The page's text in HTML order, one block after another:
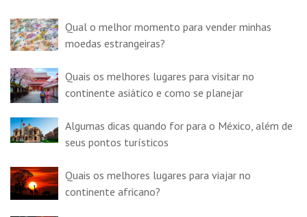
Qual o melhor momento para vender minhas
moedas estrangeiras?
Quais os melhores lugares para visitar no
continente asiático e como se planejar
Algumas dicas quando for para o México, além de
seus pontos turísticos
Quais os melhores lugares para viajar no
continente africano?